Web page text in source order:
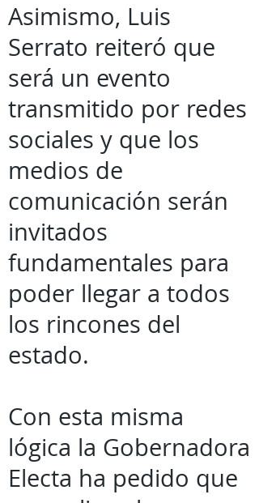
Asimismo, Luis
Serrato reiteró que
será un evento
transmitido por redes
sociales y que los
medios de
comunicación serán
invitados
fundamentales para
poder llegar a todos
los rincones del
estado.
Con esta misma
lógica la Gobernadora
Electa ha pedido que